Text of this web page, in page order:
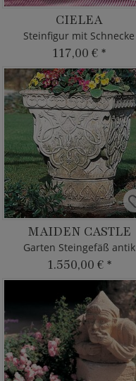
CIELEA
Steinfigur mit Schnecke
117,00 € *
MAIDEN CASTLE
Garten Steingefäß antik
1.550,00 € *